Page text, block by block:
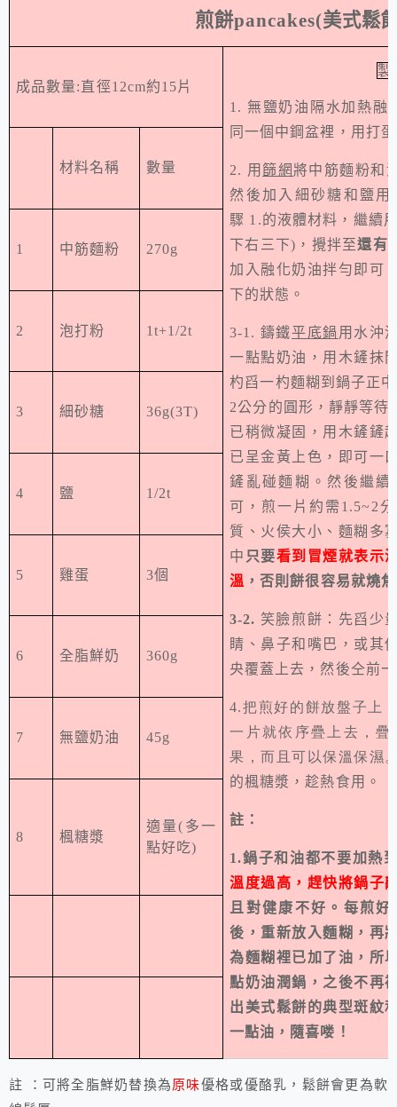
煎餅pancakes(美式鬆
成品數量:直徑12cm約15片
製
1. 無鹽奶油隔水加熱融
同一個中鋼盆裡， 用打
2. 用 篩網將中筋麵粉和
然後加入細砂糖和鹽
驟 1.的液體材料，繼續
下右三下) ，攪拌至還有
加入融化奶油拌勻即可
下的狀態。
3-1. 鑄鐵平底鍋 用水沖
一點點奶油，用木鏟抹
杓舀一杓麵糊到鍋子正
2公分的圓形，靜靜等待
已稍微凝固，用木鏟鏟
已呈金黃上色，即可一
鏟亂碰麵糊。然後繼
可，煎一片約需 1.5~2
質、火侯大小、麵糊多
中 只要看到冒煙就表示
溫 ，否則餅很容易就燒
3-2. 笑臉煎餅：先舀少
睛、鼻子和嘴巴，或其
央覆蓋上去，然後仝前
4.把煎好的餅放盤子上
一片就依序疊上去，
果，而且可以保溫保濕
的楓糖漿，趁熱食用。
註：
1.鍋子和油都不要加熱
溫度過高，趕快將鍋子
且對健康不好。每煎
後，重新放入麵糊，再
為麵糊裡已加了油，所
點奶油潤鍋，之後不再
出美式鬆餅的典型斑紋
一點油，隨喜喽！
材料名稱 數量
1 中筋麵粉 270g
2 泡打粉 1t+1/2t
3 細砂糖 36g(3T)
4 鹽 1/2t
5 雞蛋 3個
6 全脂鮮奶 360g
7 無鹽奶油 45g
8 楓糖漿
適量(多一
點好吃)
註 ：可將全脂鮮奶替換為原味優格或優酪乳，鬆餅會更為軟